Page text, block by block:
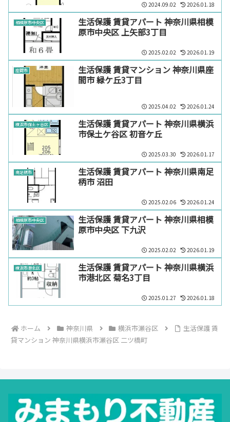
2024.09.02 2026.01.18
相模原市中央区
生活保護 賃貸アパート 神奈川県相模
原市中央区 上矢部3丁目
2025.02.02 2026.01.19
座間市
生活保護 賃貸マンション 神奈川県座
間市 緑ケ丘3丁目
2025.04.02 2026.01.24
横浜市保土ヶ谷区
生活保護 賃貸アパート 神奈川県横浜
市保土ケ谷区 初音ケ丘
2025.03.30 2026.01.17
南足柄市
生活保護 賃貸アパート 神奈川県南足
柄市 沼田
2025.02.06 2026.01.24
相模原市中央区
生活保護 賃貸アパート 神奈川県相模
原市中央区 下九沢
2025.02.02 2026.01.19
横浜市港北区
生活保護 賃貸アパート 神奈川県横浜
市港北区 菊名3丁目
2025.01.27 2026.01.18
ホーム 神奈川県 横浜市瀬谷区
生活保護 賃
貸マンション 神奈川県横浜市瀬谷区 二ツ橋町